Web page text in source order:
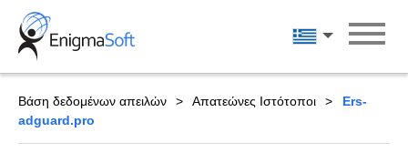
Skip
content
Ελληνικά
Βάση δεδομένων απειλών Απατεώνες Ιστότοποι
Ers-
adguard.pro